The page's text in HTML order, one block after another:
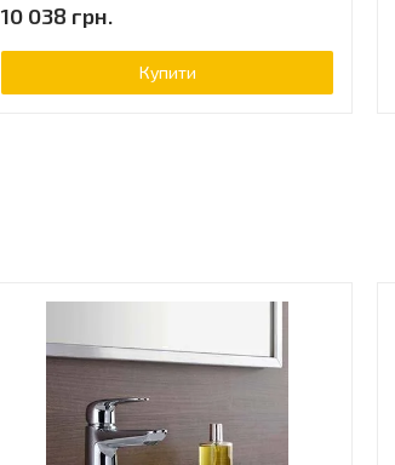
10 038 грн.
Купити